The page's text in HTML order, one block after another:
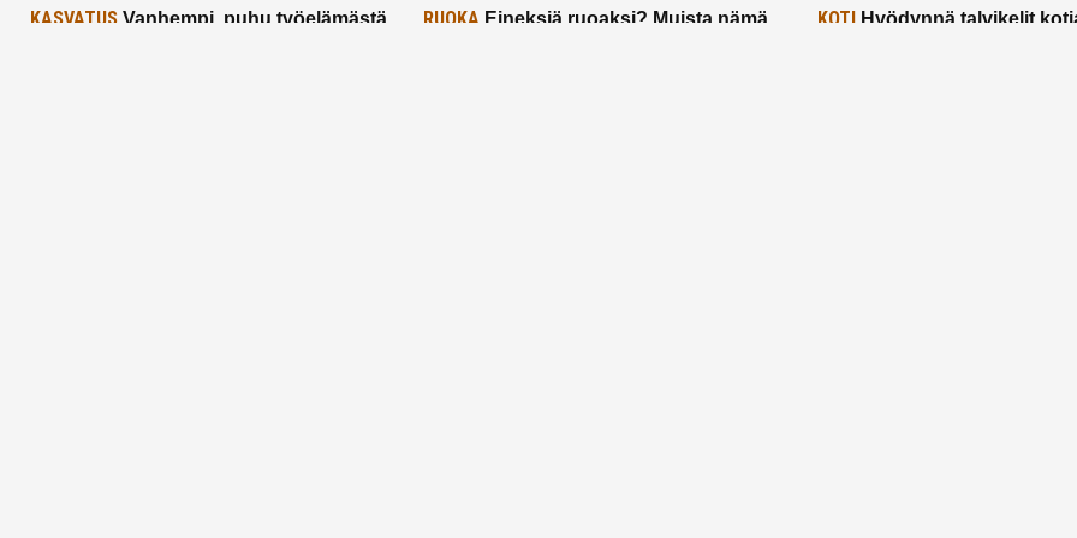
KASVATUS Vanhempi, puhu työelämästä
RUOKA Eineksiä ruoaksi? Muista nämä
KOTIHyödynnä talvikelit